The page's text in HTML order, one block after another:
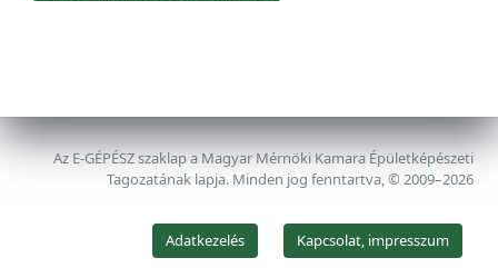
Az E-GÉPÉSZ szaklap a Magyar Mérnöki Kamara Épületképészeti
Tagozatának lapja. Minden jog fenntartva, © 2009–2026
Adatkezelés Kapcsolat, impresszum